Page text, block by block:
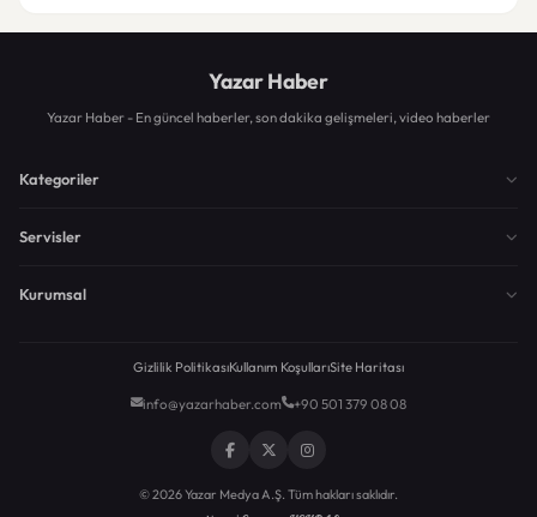
Yazar Haber
Yazar Haber - En güncel haberler, son dakika gelişmeleri, video haberler
Kategoriler
Servisler
Kurumsal
Gizlilik PolitikasıKullanım KoşullarıSite Haritası
info@yazarhaber.com +90 501 379 08 08
© 2026 Yazar Medya A.Ş. Tüm hakları saklıdır.